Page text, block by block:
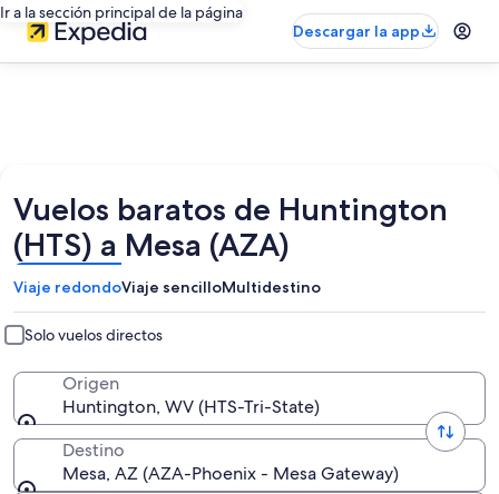
Ir a la sección principal de la página
Descargar la app
Vuelos baratos de Huntington
(HTS) a Mesa (AZA)
Viaje redondoViaje sencilloMultidestino
Solo vuelos directos
Origen
Huntington, WV (HTS-Tri-State)
Destino
Mesa, AZ (AZA-Phoenix - Mesa Gateway)